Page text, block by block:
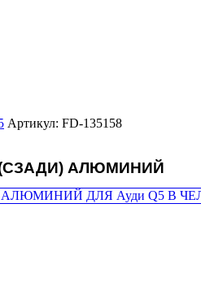
Артикул: FD-135158
АЛЮМИНИЙ